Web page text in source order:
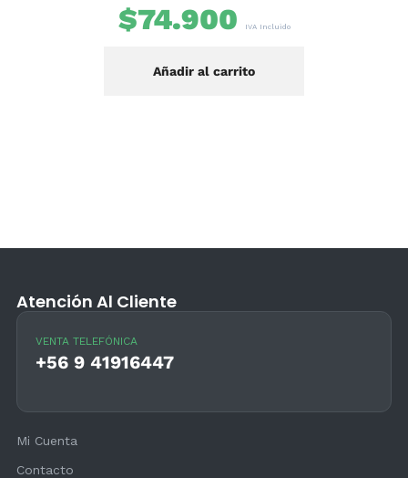
$74.900 IVA Incluido
Añadir al carrito
Atención Al Cliente
VENTA TELEFÓNICA
+56 9 41916447
Mi Cuenta
Contacto